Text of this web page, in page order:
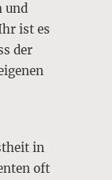
und
ist es
der
in
oft